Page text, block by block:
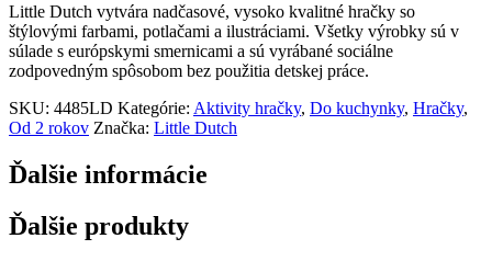
Little Dutch vytvára nadčasové, vysoko kvalitné hračky so
štýlovými farbami, potlačami a ilustráciami. Všetky výrobky sú v
súlade s európskymi smernicami a sú vyrábané sociálne
zodpovedným spôsobom bez použitia detskej práce.
SKU: 4485LD Kategórie: Aktivity hračky, Do kuchynky, Hračky,
Od 2 rokov Značka: Little Dutch
Ďalšie informácie
Ďalšie produkty